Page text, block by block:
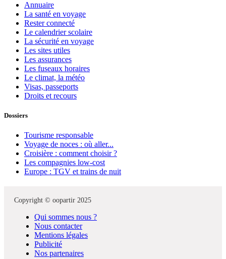
Annuaire
La santé en voyage
Rester connecté
Le calendrier scolaire
La sécurité en voyage
Les sites utiles
Les assurances
Les fuseaux horaires
Le climat, la météo
Visas, passeports
Droits et recours
Dossiers
Tourisme responsable
Voyage de noces : où aller...
Croisière : comment choisir ?
Les compagnies low-cost
Europe : TGV et trains de nuit
Copyright © oopartir 2025
Qui sommes nous ?
Nous contacter
Mentions légales
Publicité
Nos partenaires